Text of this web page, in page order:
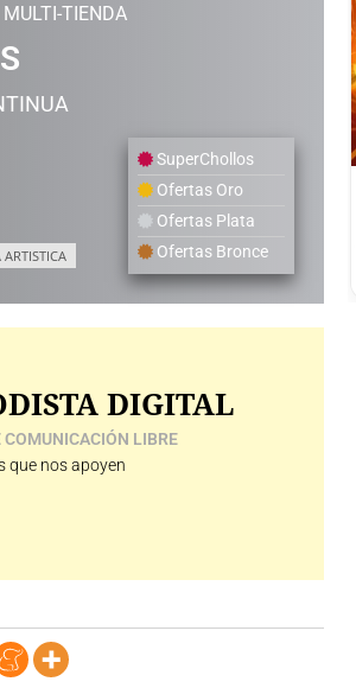
MULTI-TIENDA
ARTISTICA
SuperChollos
Ofertas Oro
Ofertas Plata
Ofertas Bronce
DIGITAL
COMUNICACIÓN LIBRE
que nos apoyen